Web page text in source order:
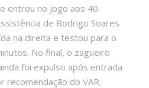
entrou no jogo aos 40
de Rodrigo Soares
na direita e testou para o
No final, o zagueiro
foi expulso após entrada
recomendação do VAR.